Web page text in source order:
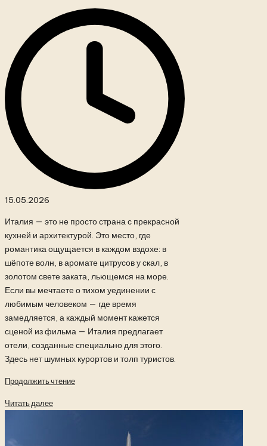
15.05.2026
Италия — это не просто страна с прекрасной
кухней и архитектурой. Это место, где
романтика ощущается в каждом вздохе: в
шёпоте волн, в аромате цитрусов у скал, в
золотом свете заката, льющемся на море.
Если вы мечтаете о тихом уединении с
любимым человеком — где время
замедляется, а каждый момент кажется
сценой из фильма — Италия предлагает
отели, созданные специально для этого.
Здесь нет шумных курортов и толп туристов.
Продолжить чтение
Читать далее